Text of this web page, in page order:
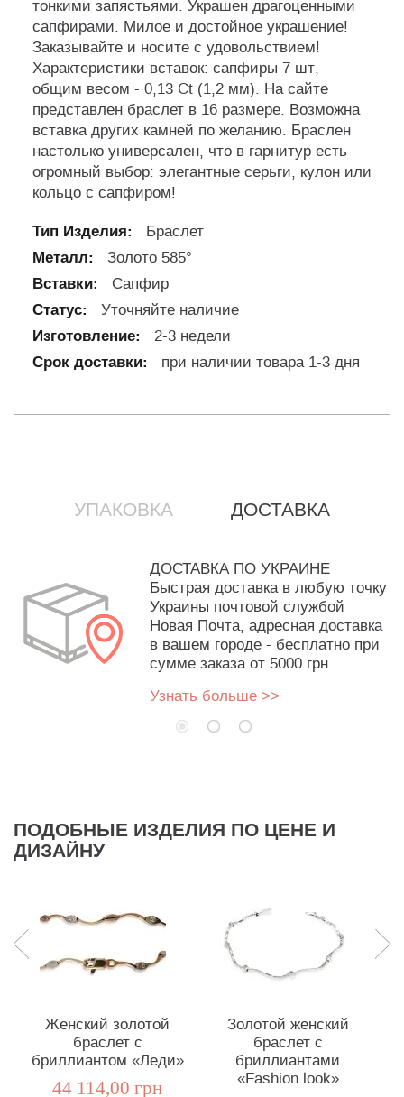
тонкими запястьями. Украшен драгоценными
сапфирами. Милое и достойное украшение!
Заказывайте и носите с удовольствием!
Характеристики вставок: сапфиры 7 шт,
общим весом - 0,13 Ct (1,2 мм). На сайте
представлен браслет в 16 размере. Возможна
вставка других камней по желанию. Браслен
настолько универсален, что в гарнитур есть
огромный выбор: элегантные серьги, кулон или
кольцо с сапфиром!
Браслет
Золото 585°
Сапфир
Уточняйте наличие
2-3 недели
при наличии товара 1-3 дня
УПАКОВКА ДОСТАВКА
ДОСТАВКА ПО УКРАИНЕ
Быстрая доставка в любую точку
Украины почтовой службой
Новая Почта, адресная доставка
в вашем городе - бесплатно при
сумме заказа от 5000 грн.
Узнать больше >>
ПОДОБНЫЕ ИЗДЕЛИЯ ПО ЦЕНЕ И
ДИЗАЙНУ
Женский золотой
браслет с
бриллиантом «Леди»
44 114,00 грн
Золотой женский
браслет с
бриллиантами
«Fashion look»